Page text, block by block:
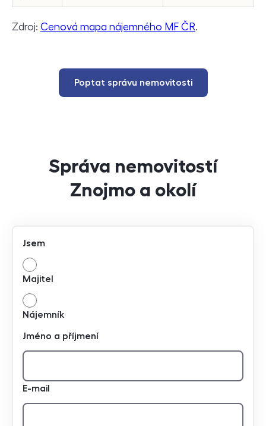
Zdroj: Cenová mapa nájemného MF ČR.
Poptat správu nemovitosti
Správa nemovitostí
Znojmo a okolí
Jsem
Majitel
Nájemník
Jméno a příjmení
E-mail